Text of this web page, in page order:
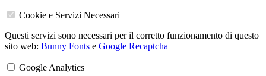
Cookie e Servizi Necessari
Questi servizi sono necessari per il corretto funzionamento di questo
sito web: Bunny Fonts e Google Recaptcha
Google Analytics